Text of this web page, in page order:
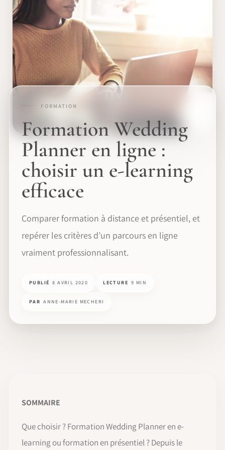
FORMATION
Formation Wedding
Planner en ligne :
choisir un e-learning
efficace
Comparer formation à distance et présentiel, et
repérer les critères d’un parcours en ligne
vraiment professionnalisant.
PUBLIÉ 8 AVRIL 2020 LECTURE 9 MIN
PAR ANNE-MARIE MECHERI
SOMMAIRE
Que choisir ? Formation Wedding Planner en e-
learning ou formation en présentiel ? Depuis le